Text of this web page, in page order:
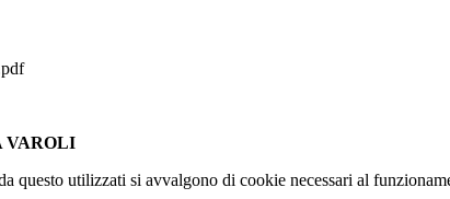
VAROLI
questo utilizzati si avvalgono di cookie necessari al